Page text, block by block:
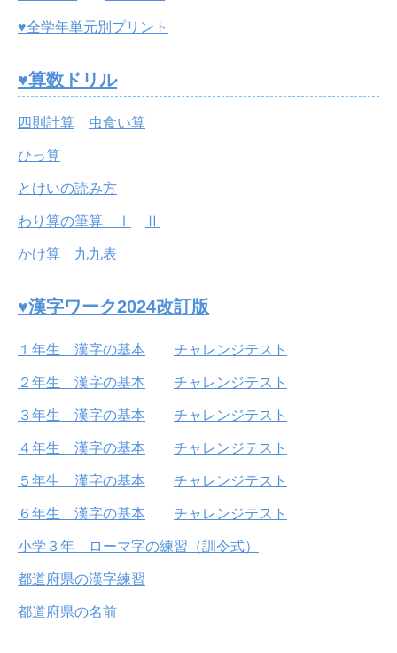
♥全学年単元別プリント
♥算数ドリル
四則計算 虫食い算
ひっ算
とけいの読み方
わり算の筆算 Ⅰ Ⅱ
かけ算 九九表
♥漢字ワーク2024改訂版
１年生 漢字の基本 チャレンジテスト
２年生 漢字の基本 チャレンジテスト
３年生 漢字の基本 チャレンジテスト
４年生 漢字の基本 チャレンジテスト
５年生 漢字の基本 チャレンジテスト
６年生 漢字の基本 チャレンジテスト
小学３年 ローマ字の練習（訓令式）
都道府県の漢字練習
都道府県の名前